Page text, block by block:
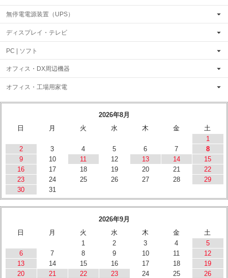
無停電電源装置（UPS）
ディスプレイ・テレビ
PC | ソフト
オフィス・DX周辺機器
オフィス・工場用家電
2026年8月
日
月 火 水 木 金
土
1
2
3 4 5 6 7
8
9
10 11 12 13 14
15
16
17 18 19 20 21
22
23
24 25 26 27 28
29
30
31
2026年9月
日
月 火 水 木 金
土
1
2 3 4
5
6
7 8 9 10 11
12
13
14 15 16 17 18
19
20
21 22 23 24 25
26